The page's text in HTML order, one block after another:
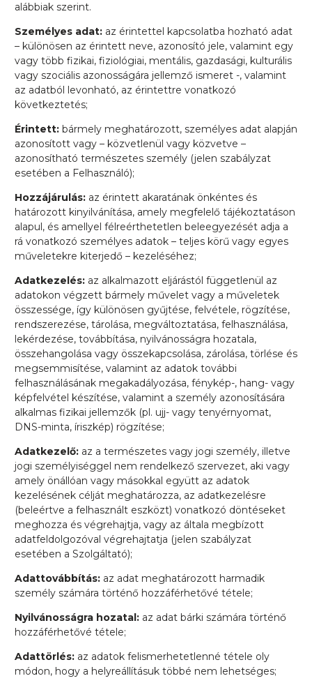
alábbiak szerint.
Személyes adat: az érintettel kapcsolatba hozható adat
– különösen az érintett neve, azonosító jele, valamint egy
vagy több fizikai, fiziológiai, mentális, gazdasági, kulturális
vagy szociális azonosságára jellemző ismeret -, valamint
az adatból levonható, az érintettre vonatkozó
következtetés;
Érintett: bármely meghatározott, személyes adat alapján
azonosított vagy – közvetlenül vagy közvetve –
azonosítható természetes személy (jelen szabályzat
esetében a Felhasználó);
Hozzájárulás: az érintett akaratának önkéntes és
határozott kinyilvánítása, amely megfelelő tájékoztatáson
alapul, és amellyel félreérthetetlen beleegyezését adja a
rá vonatkozó személyes adatok – teljes körű vagy egyes
műveletekre kiterjedő – kezeléséhez;
Adatkezelés: az alkalmazott eljárástól függetlenül az
adatokon végzett bármely művelet vagy a műveletek
összessége, így különösen gyűjtése, felvétele, rögzítése,
rendszerezése, tárolása, megváltoztatása, felhasználása,
lekérdezése, továbbítása, nyilvánosságra hozatala,
összehangolása vagy összekapcsolása, zárolása, törlése és
megsemmisítése, valamint az adatok további
felhasználásának megakadályozása, fénykép-, hang- vagy
képfelvétel készítése, valamint a személy azonosítására
alkalmas fizikai jellemzők (pl. ujj- vagy tenyérnyomat,
DNS-minta, íriszkép) rögzítése;
Adatkezelő: az a természetes vagy jogi személy, illetve
jogi személyiséggel nem rendelkező szervezet, aki vagy
amely önállóan vagy másokkal együtt az adatok
kezelésének célját meghatározza, az adatkezelésre
(beleértve a felhasznált eszközt) vonatkozó döntéseket
meghozza és végrehajtja, vagy az általa megbízott
adatfeldolgozóval végrehajtatja (jelen szabályzat
esetében a Szolgáltató);
Adattovábbítás: az adat meghatározott harmadik
személy számára történő hozzáférhetővé tétele;
Nyilvánosságra hozatal: az adat bárki számára történő
hozzáférhetővé tétele;
Adattörlés: az adatok felismerhetetlenné tétele oly
módon, hogy a helyreállításuk többé nem lehetséges;